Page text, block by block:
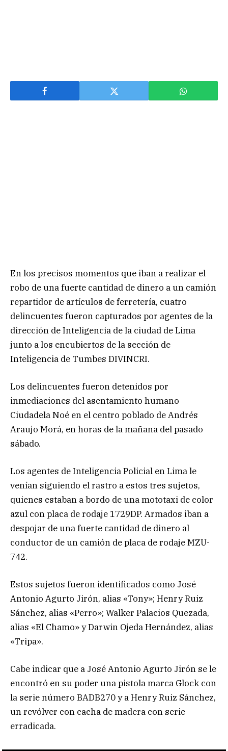
En los precisos momentos que iban a realizar el
robo de una fuerte cantidad de dinero a un camión
repartidor de artículos de ferretería, cuatro
delincuentes fueron capturados por agentes de la
dirección de Inteligencia de la ciudad de Lima
junto a los encubiertos de la sección de
Inteligencia de Tumbes DIVINCRI.
Los delincuentes fueron detenidos por
inmediaciones del asentamiento humano
Ciudadela Noé en el centro poblado de Andrés
Araujo Morá, en horas de la mañana del pasado
sábado.
Los agentes de Inteligencia Policial en Lima le
venían siguiendo el rastro a estos tres sujetos,
quienes estaban a bordo de una mototaxi de color
azul con placa de rodaje 1729DP. Armados iban a
despojar de una fuerte cantidad de dinero al
conductor de un camión de placa de rodaje MZU-
742.
Estos sujetos fueron identificados como José
Antonio Agurto Jirón, alias «Tony»; Henry Ruiz
Sánchez, alias «Perro»; Walker Palacios Quezada,
alias «El Chamo» y Darwin Ojeda Hernández, alias
«Tripa».
Cabe indicar que a José Antonio Agurto Jirón se le
encontró en su poder una pistola marca Glock con
la serie número BADB270 y a Henry Ruiz Sánchez,
un revólver con cacha de madera con serie
erradicada.